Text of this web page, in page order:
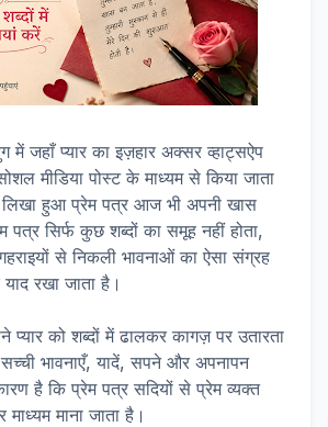
जहाँ प्यार का इज़हार अक्सर व्हाट्सऐप
मीडिया पोस्ट के माध्यम से किया जाता
हुआ प्रेम पत्र आज भी अपनी खास
सिर्फ कुछ शब्दों का समूह नहीं होता,
से निकली भावनाओं का ऐसा संग्रह
याद रखा जाता है।
प्यार को शब्दों में ढालकर कागज़ पर उतारता
भावनाएँ, यादें, सपने और अपनापन
है कि प्रेम पत्र सदियों से प्रेम व्यक्त
माना जाता है।